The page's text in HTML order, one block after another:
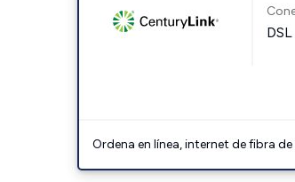
DSL
Ordena en línea, internet de fibra